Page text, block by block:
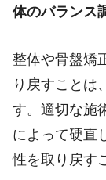
体のバランス
整体や骨盤矯
り戻すことは
す。適切な施
によって硬直
性を取り戻す